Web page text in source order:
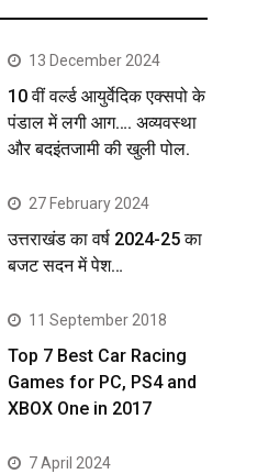
13 December 2024
10 वीं वर्ल्ड आयुर्वेदिक एक्सपो के
पंडाल में लगी आग…. अव्यवस्था
और बदइंतजामी की खुली पोल.
27 February 2024
उत्तराखंड का वर्ष 2024-25 का
बजट सदन में पेश…
11 September 2018
Top 7 Best Car Racing
Games for PC, PS4 and
XBOX One in 2017
7 April 2024